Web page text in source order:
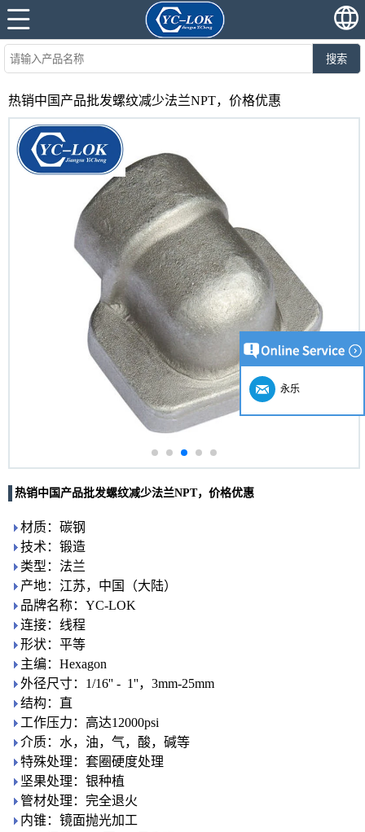
搜索
热销中国产品批发螺纹减少法兰NPT，价格优惠
热销中国产品批发螺纹减少法兰NPT，价格优惠
材质：碳钢
技术：锻造
类型：法兰
产地：江苏，中国（大陆）
品牌名称：YC-LOK
连接：线程
形状：平等
主编：Hexagon
外径尺寸：1/16'' - 1''，3mm-25mm
结构：直
工作压力：高达12000psi
介质：水，油，气，酸，碱等
特殊处理：套圈硬度处理
坚果处理：银种植
管材处理：完全退火
内锥：镜面抛光加工
永乐